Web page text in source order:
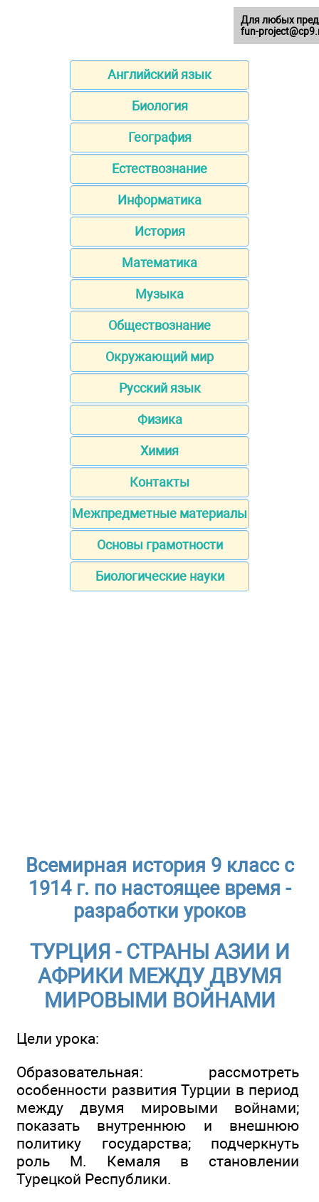
Английский язык
Биология
География
Естествознание
Информатика
История
Математика
Музыка
Обществознание
Окружающий мир
Русский язык
Физика
Химия
Контакты
Межпредметные материалы
Основы грамотности
Биологические науки
Всемирная история 9 класс с
1914 г. по настоящее время -
разработки уроков
ТУРЦИЯ - СТРАНЫ АЗИИ И
АФРИКИ МЕЖДУ ДВУМЯ
МИРОВЫМИ ВОЙНАМИ
Цели урока:
Образовательная: рассмотреть
особенности развития Турции в период
между двумя мировыми войнами;
показать внутреннюю и внешнюю
политику государства; подчеркнуть
роль М. Кемаля в становлении
Турецкой Республики.
Для любых
fun-